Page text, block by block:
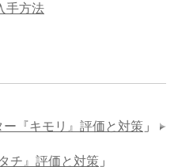
手方法
『キモリ』評価と対策 」
チ』評価と対策 」